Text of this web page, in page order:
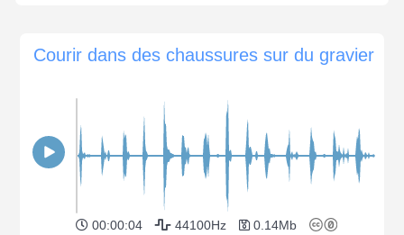
Courir dans des chaussures sur du gravier
00:00:04 44100Hz 0.14Mb